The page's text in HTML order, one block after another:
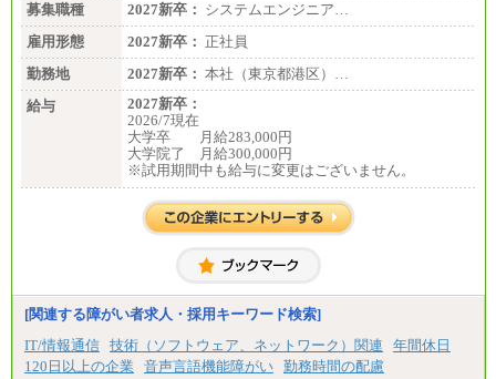
募集職種
2027新卒： システムエンジニア…
雇用形態
2027新卒： 正社員
勤務地
2027新卒： 本社（東京都港区）…
給与
2027新卒：
2026/7現在
大学卒 月給283,000円
大学院了 月給300,000円
※試用期間中も給与に変更はございません。
[関連する障がい者求人・採用キーワード検索]
IT/情報通信 技術（ソフトウェア、ネットワーク）関連
年間休日
120日以上の企業
音声言語機能障がい 勤務時間の配慮